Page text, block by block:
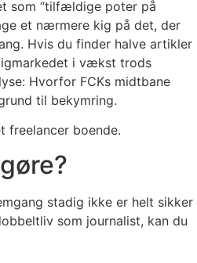
som “tilfældige poter på
et nærmere kig på det, der
Hvis du finder halve artikler
i vækst trods
Hvorfor FCKs midtbane
til bekymring.
freelancer boende.
stadig ikke er helt sikker
som journalist, kan du